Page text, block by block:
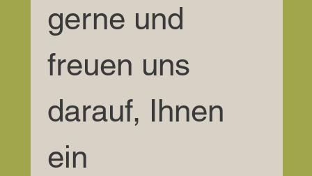
gerne und
freuen uns
darauf, Ihnen
ein